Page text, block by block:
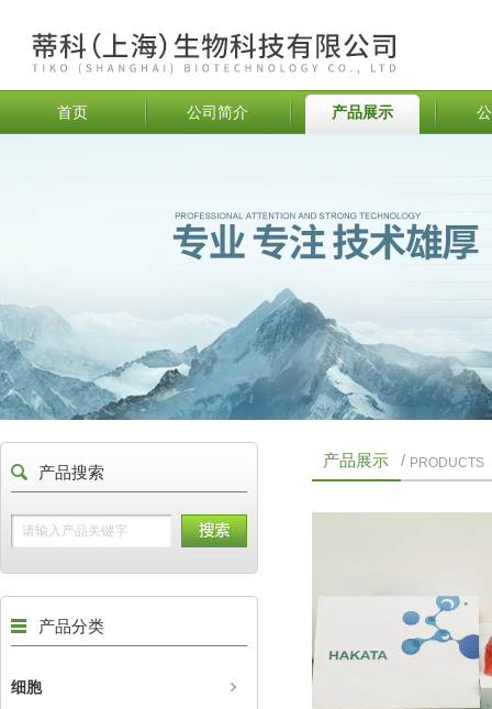
首页 公司简介 产品展示
产品搜索
产品分类
细胞
产品展示 / PRODUCTS